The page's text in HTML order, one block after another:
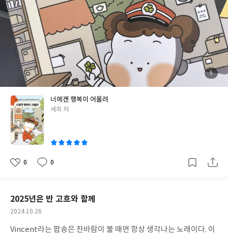
책으로 소장해두고 책갈피해서 자주 꺼내보고싶다는 생각이 들었
다. 무엇보다도, 줄글로 나열된 책만 읽었는데 이렇게 귀여운 그림
에세이라니!가벼운 마음으로 부담없이 읽기 좋았다. 공들여 세운 탑
이 무너졌을 때,탑 너머의 세상은생각보다 찬란할지도 모르니두려
워하지 말자!p.59 Give up to gain.무엇인가를 얻으려면 때로는 포
기를 해야하는 것들이 있다.그런데 사실 생각보다 포기하는 게 쉽지
않다.포기하기엔 너무 달콤하거나, 내가 쏟은 정성과 시간들이 아까
워서 놓고싶지 않은 욕심.결국 포기하지 못하고 꽉 쥐고있다가 좋은
기회를 날리는 경우도 왕왕 보았다.이직을 원하지만 현재 가진 직장
도 좋아보여 놓질 못하는 사람들,유흥을 견디지 못해 시간을 날려버
리던 수험생 친구들. 더 좋은 것들을 얻기 위해선 포기할 줄알아야하
고,생각보다 그것을 놓는다고 엄청난 후회가 남지도 않더라.두려워
말고 도전적으로 살아보는 편이 후회가 덜 남지 않을까? 힘든 감정
착실히 수행하다보면..p. 252 감정에 매몰되어 허우적거리다보면상
매몰되지 말고 내가 바꿀 수 있는 상황에 집중해서 결과를 만들어낼
것.감정은 휘발성이 높은 녀석이니까! 행복이 많아야 돈도 벌고,사
지만,필요충분조건은 아니라고 생각한다.돈으로 많은 것들을 살 수
첨
부
사
5
너에겐 행복이 어울려
글
세희 저
좋
0
댓
0
작
2025년은 반 고흐와 함께
작
일
2024.10.26
Vincent라는 팝송은 찬바람이 불 때면 항상 생각나는 노래이다. 이